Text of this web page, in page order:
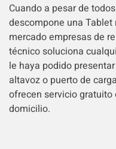
Cuando a pesar de
descompone una
mercado empresas de
técnico soluciona
le haya podido
altavoz o puerto de
ofrecen servicio gratuito
domicilio.